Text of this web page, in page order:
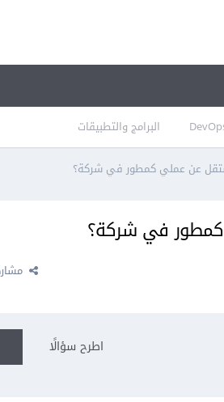
البرامج والتطبيقات
عن عملي كمطور في شركة؟
في شركة؟
اطرح سؤالًا